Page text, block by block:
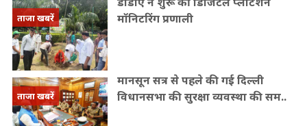
ताजा खबरें
मॉनिटरिंग प्रणाली
ताजा खबरें
मानसून सत्र से पहले की गई दिल्ली
विधानसभा की सुरक्षा व्यवस्था की सम..